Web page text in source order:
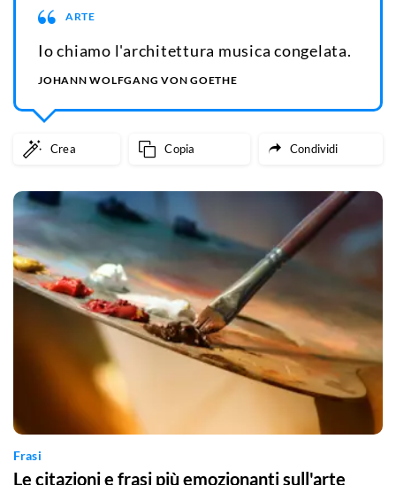
ARTE
Io chiamo l'architettura musica congelata.
JOHANN WOLFGANG VON GOETHE
Crea Copia Condividi
Frasi
Le citazioni e frasi più emozionanti sull'arte